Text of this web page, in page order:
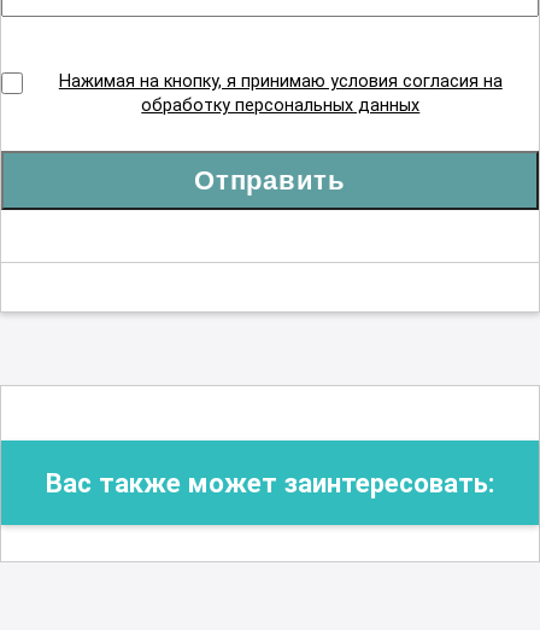
Нажимая на кнопку, я принимаю условия согласия на
обработку персональных данных
Отправить
Вас также может заинтересовать: